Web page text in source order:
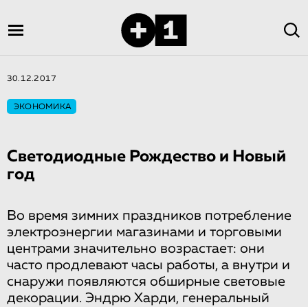
30.12.2017
ЭКОНОМИКА
Светодиодные Рождество и Новый
год
Во время зимних праздников потребление
электроэнергии магазинами и торговыми
центрами значительно возрастает: они
часто продлевают часы работы, а внутри и
снаружи появляются обширные световые
декорации. Эндрю Харди, генеральный